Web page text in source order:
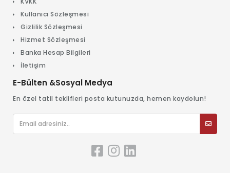
Kullanıcı Sözleşmesi
Gizlilik Sözleşmesi
Hizmet Sözleşmesi
Banka Hesap Bilgileri
İletişim
E-Bülten &Sosyal Medya
En özel tatil teklifleri posta kutunuzda, hemen kaydolun!